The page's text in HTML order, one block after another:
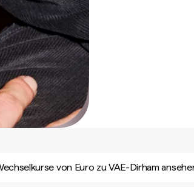
von Euro zu VAE-Dirham